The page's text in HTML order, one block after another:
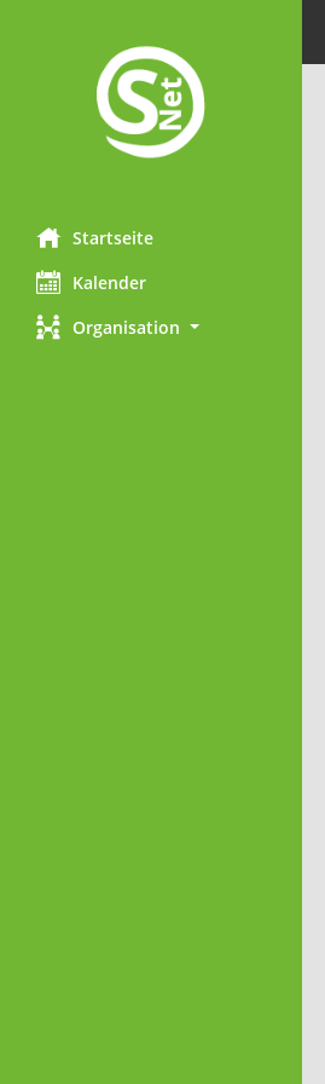
Startseite
Kalender
Organisation